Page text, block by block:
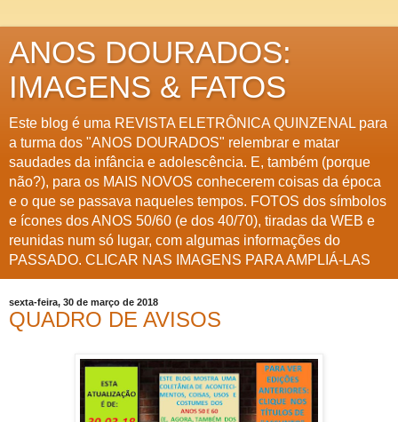
ANOS DOURADOS:
IMAGENS & FATOS
Este blog é uma REVISTA ELETRÔNICA QUINZENAL para
a turma dos "ANOS DOURADOS" relembrar e matar
saudades da infância e adolescência. E, também (porque
não?), para os MAIS NOVOS conhecerem coisas da época
e o que se passava naqueles tempos. FOTOS dos símbolos
e ícones dos ANOS 50/60 (e dos 40/70), tiradas da WEB e
reunidas num só lugar, com algumas informações do
PASSADO. CLICAR NAS IMAGENS PARA AMPLIÁ-LAS
sexta-feira, 30 de março de 2018
QUADRO DE AVISOS